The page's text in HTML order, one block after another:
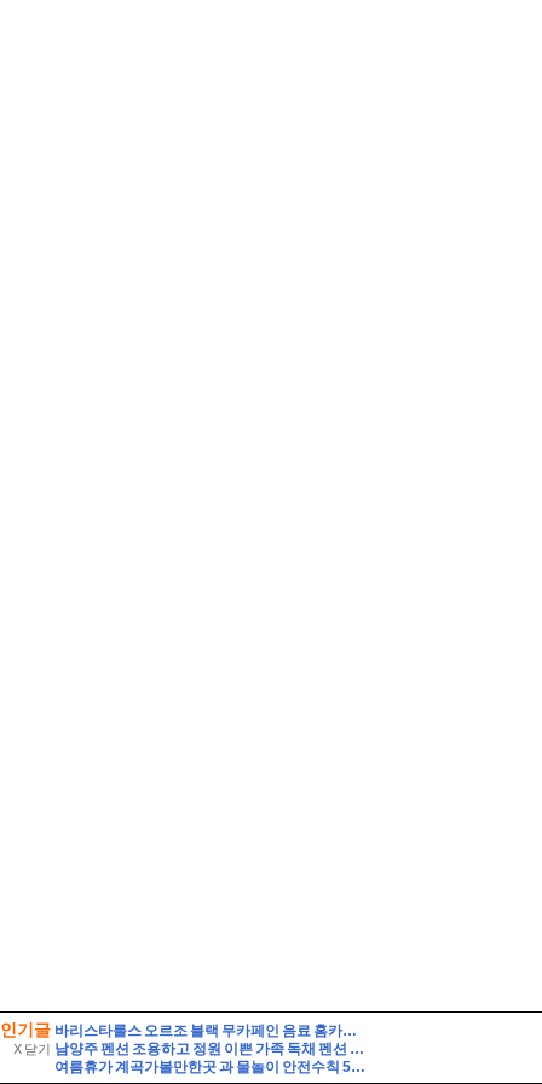
인기글
X 닫기
바리스타룰스 오르조 블랙 무카페인 음료 홈카페 활용 및 솔직 시음 후기
남양주 펜션 조용하고 정원 이쁜 가족 독채 펜션 해드림 단체 펜션 추천
여름휴가 계곡가볼만한곳 과 물놀이 안전수칙 5가지